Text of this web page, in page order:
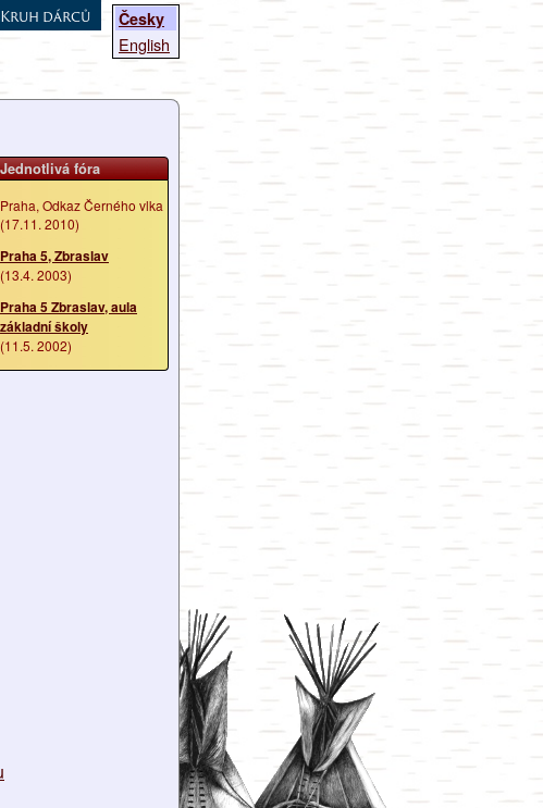
Česky
English
Kruh dárců
Jednotlivá fóra
Praha, Odkaz Černého vlka
(17.11. 2010)
Praha 5, Zbraslav
(13.4. 2003)
Praha 5 Zbraslav, aula
základní školy
(11.5. 2002)